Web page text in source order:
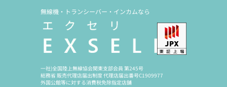
無線機・トランシーバー・インカムなら
一社)全国陸上無線協会関東支部会員 第245号
総務省 販売代理店届出制度 代理店届出番号C1909977
外国公館等に対する消費税免除指定店舗